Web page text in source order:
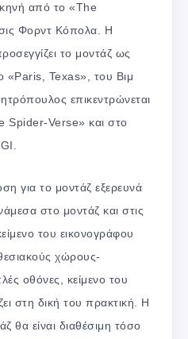
από το «The
Φορντ Κόπολα. Η
το μοντάζ ως
«Paris, Texas», του Βιμ
επικεντρώνεται
Spider-Verse» και στο
για το μοντάζ εξερευνά
στο μοντάζ και στις
του εικονογράφου
χώρους-
οθόνες, κείμενο του
στη δική του πρακτική. H
θα είναι διαθέσιμη τόσο